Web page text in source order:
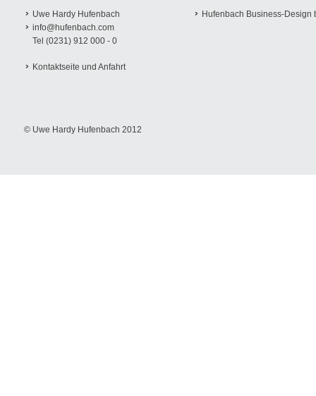
Uwe Hardy Hufenbach
info@hufenbach.com
Tel (0231) 912 000 - 0
Kontaktseite und Anfahrt
© Uwe Hardy Hufenbach 2012
Hufenbach Business-Design